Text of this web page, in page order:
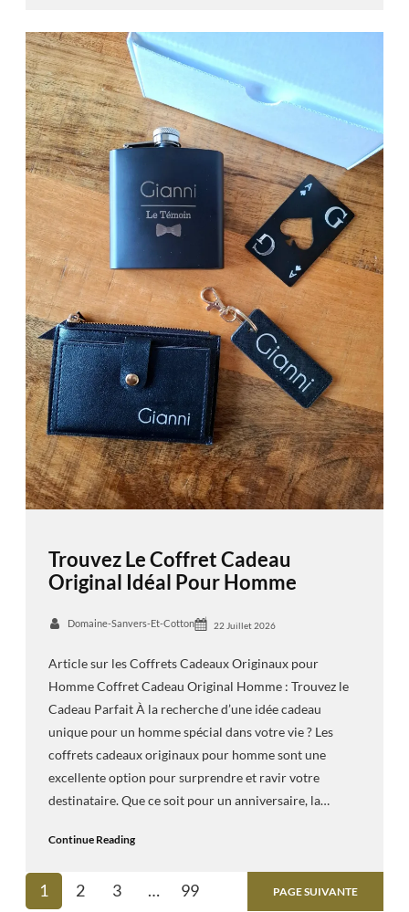
Trouvez Le Coffret Cadeau
Original Idéal Pour Homme
Domaine-Sanvers-Et-Cotton 22 Juillet 2026
Article sur les Coffrets Cadeaux Originaux pour
Homme Coffret Cadeau Original Homme : Trouvez le
Cadeau Parfait À la recherche d’une idée cadeau
unique pour un homme spécial dans votre vie ? Les
coffrets cadeaux originaux pour homme sont une
excellente option pour surprendre et ravir votre
destinataire. Que ce soit pour un anniversaire, la…
Continue Reading
1 2 3 … 99 PAGE SUIVANTE